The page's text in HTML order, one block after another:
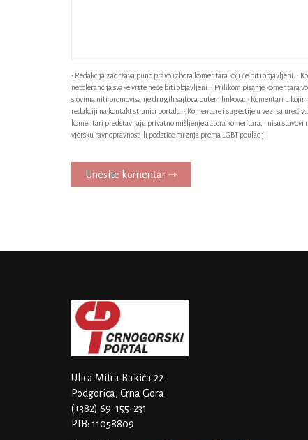
• Redakcija zadržava puno pravo izbora komentara koji će biti objavljeni. •
netolerancija svake vrste neće biti objavljeni. • Prilikom pisanje
slovima niti promovisanje drugih sajtova putem linkova. • Komentari u
redakciji na kontakt stranici portala. • Komentare i sugestije u vezi sa
komentari predstavljaju privatno mišljenje autora komentara, i nisu
vjersku ravnopravnost ili podstice mrznja prema LGBT poulaciji.
Unesite komentar ⇾
Ulica Mitra Bakića 22
Podgorica, Crna Gora
(+382) 69-155-231
PIB: 11058809